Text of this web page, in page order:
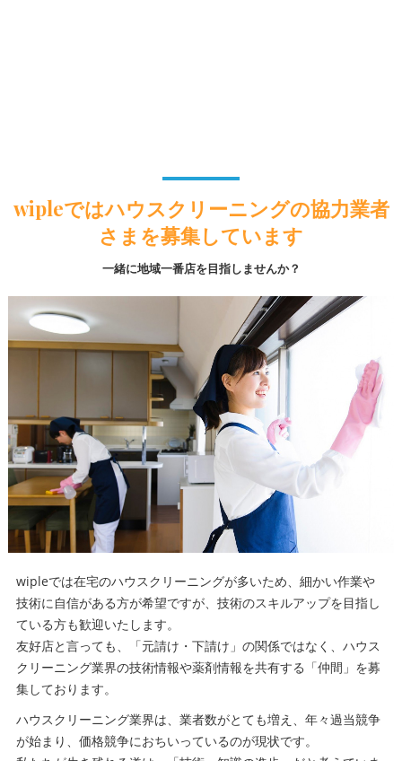
wipleではハウスクリーニングの協力業者
さまを募集しています
一緒に地域一番店を目指しませんか？
wipleでは在宅のハウスクリーニングが多いため、細かい作業や
技術に自信がある方が希望ですが、技術のスキルアップを目指し
ている方も歓迎いたします。
友好店と言っても、「元請け・下請け」の関係ではなく、ハウス
クリーニング業界の技術情報や薬剤情報を共有する「仲間」を募
集しております。
ハウスクリーニング業界は、業者数がとても増え、年々過当競争
が始まり、価格競争におちいっているのが現状です。